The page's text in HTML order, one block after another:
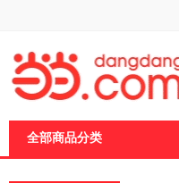
全部商品分类
页